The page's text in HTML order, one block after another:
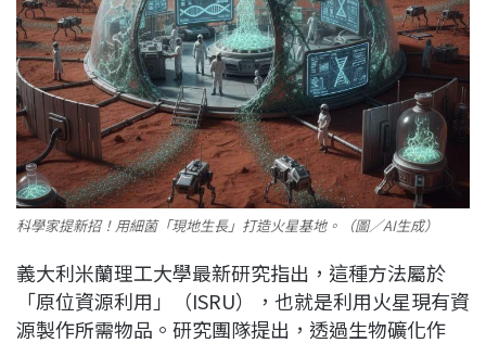
科學家提新招！用細菌「現地生長」打造火星基地。（圖／AI生成）
義大利米蘭理工大學最新研究指出，這種方法屬於
「原位資源利用」（ISRU），也就是利用火星現有資
源製作所需物品。研究團隊提出，透過生物礦化作